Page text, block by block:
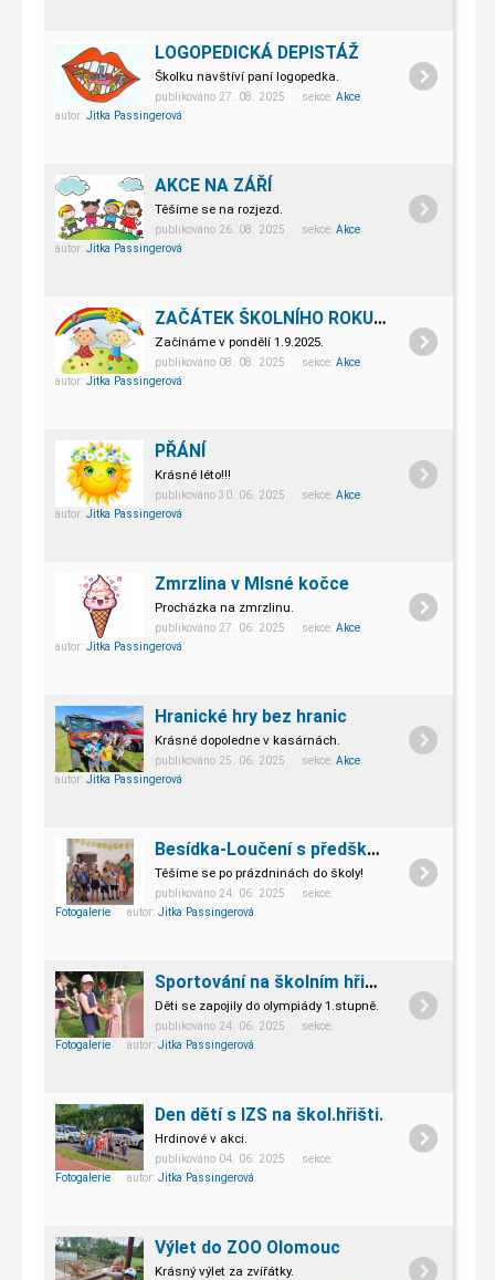
LOGOPEDICKÁ DEPISTÁŽ
Školku navštíví paní logopedka.
publikováno 27. 08. 2025 sekce: Akce
autor: Jitka Passingerová
AKCE NA ZÁŘÍ
Těšíme se na rozjezd.
publikováno 26. 08. 2025 sekce: Akce
autor: Jitka Passingerová
ZAČÁTEK ŠKOLNÍHO ROKU 2025/2026
Začínáme v pondělí 1.9.2025.
publikováno 08. 08. 2025 sekce: Akce
autor: Jitka Passingerová
PŘÁNÍ
Krásné léto!!!
publikováno 30. 06. 2025 sekce: Akce
autor: Jitka Passingerová
Zmrzlina v Mlsné kočce
Procházka na zmrzlinu.
publikováno 27. 06. 2025 sekce: Akce
autor: Jitka Passingerová
Hranické hry bez hranic
Krásné dopoledne v kasárnách.
publikováno 25. 06. 2025 sekce: Akce
autor: Jitka Passingerová
Besídka-Loučení s předškoláky
Těšíme se po prázdninách do školy!
publikováno 24. 06. 2025 sekce:
Fotogalerie autor: Jitka Passingerová
Sportování na školním hřišti.
Děti se zapojily do olympiády 1.stupně.
publikováno 24. 06. 2025 sekce:
Fotogalerie autor: Jitka Passingerová
Den dětí s IZS na škol.hřišti.
Hrdinové v akci.
publikováno 04. 06. 2025 sekce:
Fotogalerie autor: Jitka Passingerová
Výlet do ZOO Olomouc
Krásný výlet za zvířátky.